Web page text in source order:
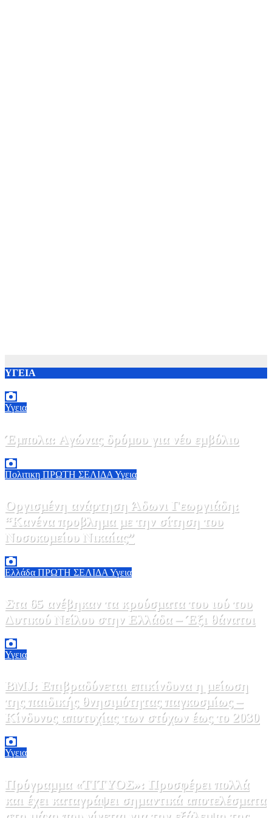
ΥΓΕΙΑ
Υγεια
Έμπολα: Αγώνας δρόμου για νέο εμβόλιο
Πολιτικη ΠΡΩΤΗ ΣΕΛΙΔΑ Υγεια
Οργισμένη ανάρτηση Άδωνι Γεωργιάδη:
“Κανένα προβλημα με την σίτηση του
Νοσοκομείου Νικαίας”
Ελλάδα ΠΡΩΤΗ ΣΕΛΙΔΑ Υγεια
Στα 65 ανέβηκαν τα κρούσματα του ιού του
Δυτικού Νείλου στην Ελλάδα – Έξι θάνατοι
Υγεια
BMJ: Επιβραδύνεται επικίνδυνα η μείωση
της παιδικής θνησιμότητας παγκοσμίως –
Κίνδυνος αποτυχίας των στόχων έως το 2030
Υγεια
Πρόγραμμα «ΤΙΤΥΟΣ»: Προσφέρει πολλά
και έχει καταγράψει σημαντικά αποτελέσματα